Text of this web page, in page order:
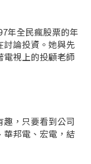
年全民瘋股票的年
討論投資。她與先
電視上的投顧老師
，只要看到公司
華邦電、宏電，結